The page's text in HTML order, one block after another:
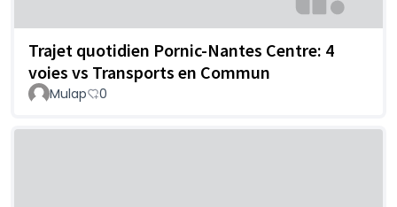
Trajet quotidien Pornic-Nantes Centre: 4
voies vs Transports en Commun
Mulap 0